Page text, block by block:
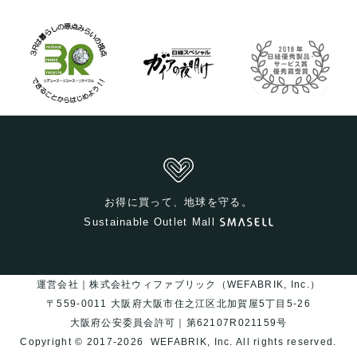
お得に買って、地球を守る。
Sustainable Outlet Mall
運営会社｜株式会社ウィファブリック（WEFABRIK, Inc.）
〒559-0011 大阪府大阪市住之江区北加賀屋5丁目5-26
大阪府公安委員会許可｜第62107R021159号
Copyright © 2017-2026
WEFABRIK, Inc.All rights reserved.